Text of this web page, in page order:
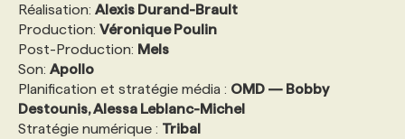
Réalisation: Alexis Durand-Brault
Production: Véronique Poulin
Post-Production: Mels
Son: Apollo
Planification et stratégie média : OMD — Bobby
Destounis, Alessa Leblanc-Michel
Stratégie numérique : Tribal